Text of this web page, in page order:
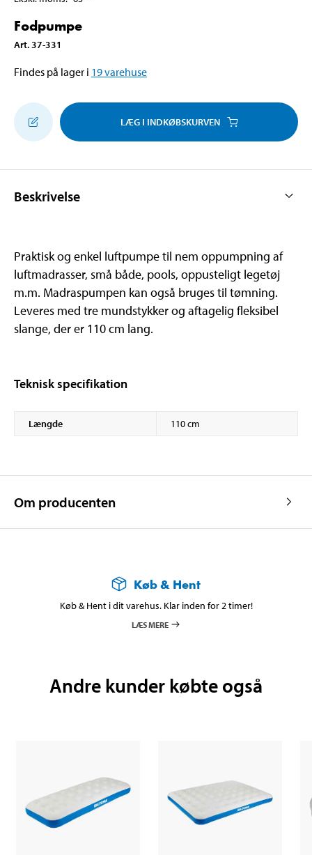
Fodpumpe
Art. 37-331
Findes på lager i 19varehuse
LÆG I INDKØBSKURVEN
Beskrivelse
Praktisk og enkel luftpumpe til nem oppumpning af
luftmadrasser, små både, pools, oppusteligt legetøj
m.m. Madraspumpen kan også bruges til tømning.
Leveres med tre mundstykker og aftagelig fleksibel
slange, der er 110 cm lang.
Teknisk specifikation
Længde 110 cm
Om producenten
Køb & Hent
Køb & Hent i dit varehus. Klar inden for 2 timer!
LÆS MERE
Andre kunder købte også